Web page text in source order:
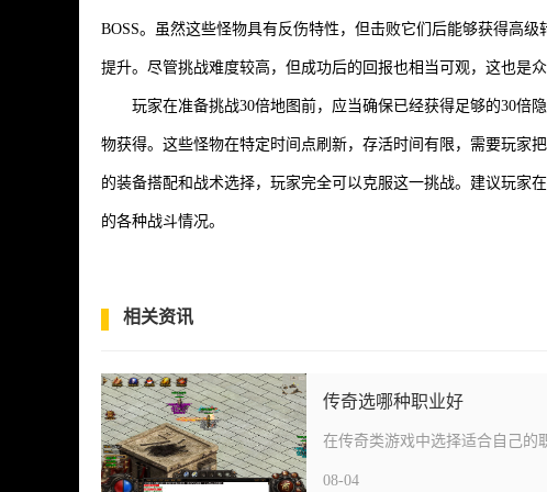
BOSS。虽然这些怪物具有反伤特性，但击败它们后能够获得高
提升。尽管挑战难度较高，但成功后的回报也相当可观，这也是
玩家在准备挑战30倍地图前，应当确保已经获得足够的30倍
物获得。这些怪物在特定时间点刷新，存活时间有限，需要玩家
的装备搭配和战术选择，玩家完全可以克服这一挑战。建议玩家
的各种战斗情况。
相关资讯
传奇选哪种职业好
08-04